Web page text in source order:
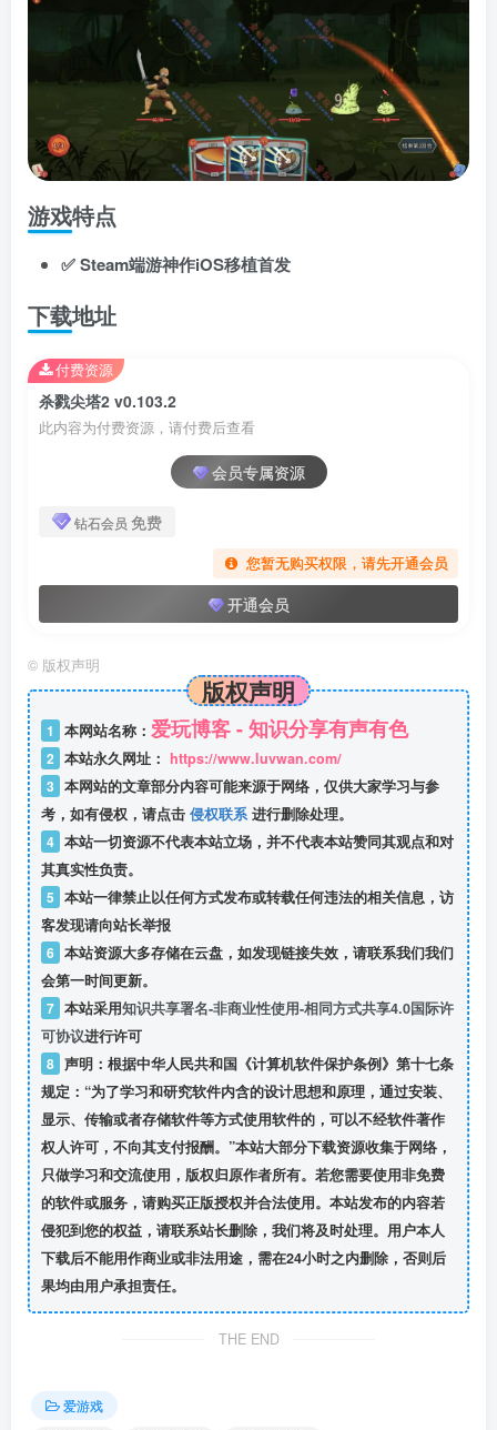
游戏特点
✅Steam端游神作iOS移植首发
下载地址
杀戮尖塔2 v0.103.2
此内容为付费资源，请付费后查看
会员专属资源
钻石会员 免费
您暂无购买权限，请先开通会员
开通会员
付费资源
© 版权声明
版权声明
1 本网站名称： 爱玩博客 - 知识分享有声有色
2 本站永久网址： https://www.luvwan.com/
3 本网站的文章部分内容可能来源于网络，仅供大家学习与参
考，如有侵权，请点击 侵权联系进行删除处理。
4 本站一切资源不代表本站立场，并不代表本站赞同其观点和对
其真实性负责。
5 本站一律禁止以任何方式发布或转载任何违法的相关信息，访
客发现请向站长举报
6 本站资源大多存储在云盘，如发现链接失效，请联系我们我们
会第一时间更新。
7 本站采用知识共享署名-非商业性使用-相同方式共享4.0国际许
可协议进行许可
8 声明：根据中华人民共和国《计算机软件保护条例》第十七条
规定：“为了学习和研究软件内含的设计思想和原理，通过安装、
显示、传输或者存储软件等方式使用软件的，可以不经软件著作
权人许可，不向其支付报酬。”本站大部分下载资源收集于网络，
只做学习和交流使用，版权归原作者所有。若您需要使用非免费
的软件或服务，请购买正版授权并合法使用。本站发布的内容若
侵犯到您的权益，请联系站长删除，我们将及时处理。用户本人
下载后不能用作商业或非法用途，需在24小时之内删除，否则后
果均由用户承担责任。
THE END
爱游戏